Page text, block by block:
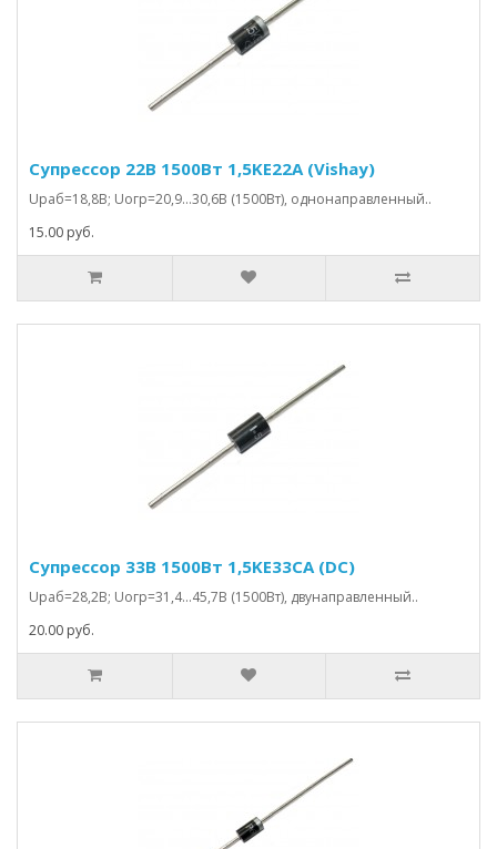
Супрессор 22В 1500Вт 1,5KE22A (Vishay)
Uраб=18,8В; Uогр=20,9…30,6В (1500Вт), однонаправленный..
15.00 руб.
Супрессор 33В 1500Вт 1,5KE33CA (DC)
Uраб=28,2В; Uогр=31,4…45,7В (1500Вт), двунаправленный..
20.00 руб.